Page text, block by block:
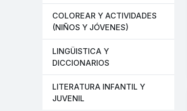
COLOREAR Y ACTIVIDADES
(NIÑOS Y JÓVENES)
LINGÜISTICA Y
DICCIONARIOS
LITERATURA INFANTIL Y
JUVENIL